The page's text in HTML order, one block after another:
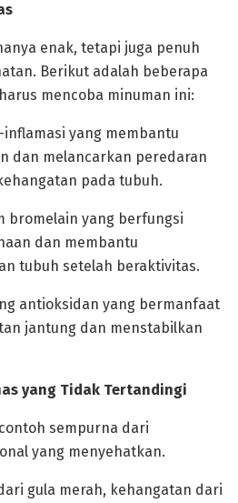
enak, tetapi juga penuh
Berikut adalah beberapa
mencoba minuman ini:
yang membantu
dan melancarkan peredaran
pada tubuh.
bromelain yang berfungsi
dan membantu
tubuh setelah beraktivitas.
antioksidan yang bermanfaat
jantung dan menstabilkan
yang Tidak Tertandingi
sempurna dari
yang menyehatkan.
gula merah, kehangatan dari